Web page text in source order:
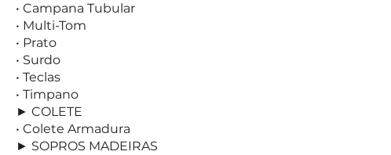
• Campana Tubular
• Multi-Tom
• Prato
• Surdo
• Teclas
• Timpano
► COLETE
• Colete Armadura
► SOPROS MADEIRAS